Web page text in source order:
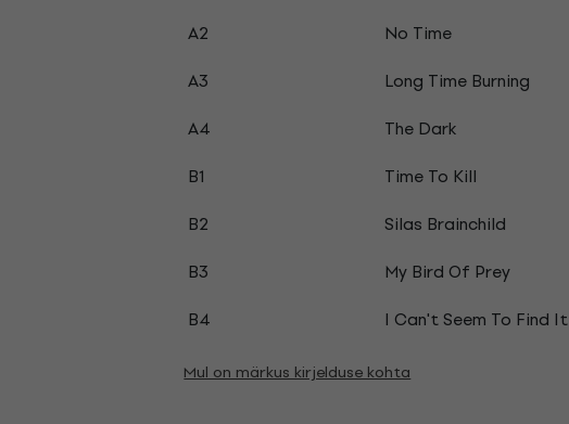
A2
No Time
A3
Long Time Burning
A4
The Dark
B1
Time To Kill
B2
Silas Brainchild
B3
My Bird Of Prey
B4
I Can't Seem To Find It
Mul on märkus kirjelduse kohta